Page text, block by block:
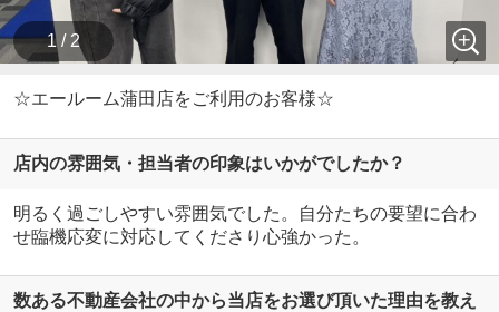
1 / 2
☆エールーム蒲田店をご利用のお客様☆
店内の雰囲気・担当者の印象はいかがでしたか？
明るく過ごしやすい雰囲気でした。自分たちの要望に合わ
せ臨機応変に対応してくださり心強かった。
数ある不動産会社の中から当店をお選び頂いた理由を教え